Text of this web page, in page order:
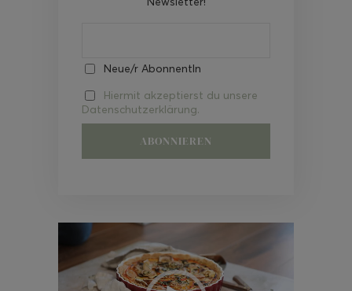
Neue/r AbonnentIn
Hiermit akzeptierst du unsere
Datenschutzerklärung.
Video-